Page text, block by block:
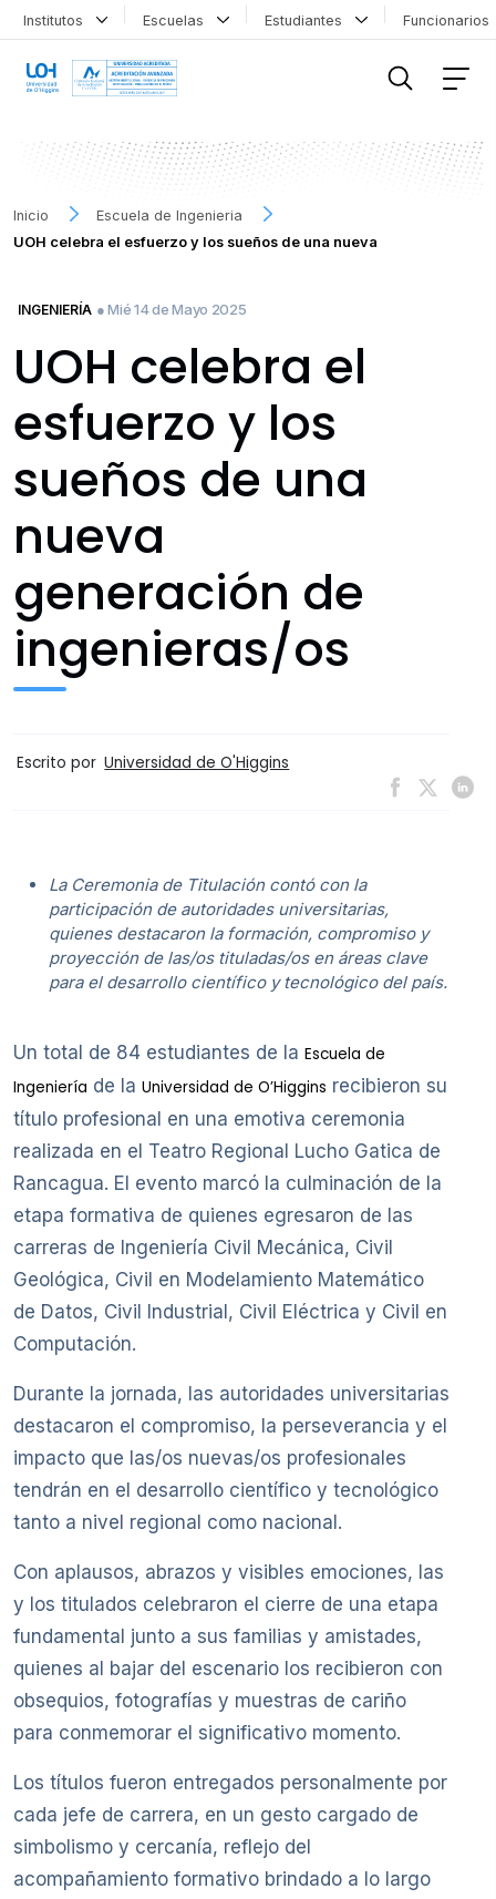
Institutos Escuelas Estudiantes
Inicio
Escuela de Ingenieria
UOH celebra el esfuerzo y los sueños de una nueva
INGENIERÍA ● Mié 14 de Mayo 2025
UOH celebra el
esfuerzo y los
sueños de una
nueva
generación de
ingenieras/os
Escrito por Universidad de O'Higgins
La Ceremonia de Titulación contó con la
participación de autoridades universitarias,
quienes destacaron la formación, compromiso y
proyección de las/os tituladas/os en áreas clave
para el desarrollo científico y tecnológico del país.
Un total de 84 estudiantes de la Escuela de
Ingeniería de la Universidad de O’Higgins recibieron su
título profesional en una emotiva ceremonia
realizada en el Teatro Regional Lucho Gatica de
Rancagua. El evento marcó la culminación de la
etapa formativa de quienes egresaron de las
carreras de Ingeniería Civil Mecánica, Civil
Geológica, Civil en Modelamiento Matemático
de Datos, Civil Industrial, Civil Eléctrica y Civil en
Computación.
Durante la jornada, las autoridades universitarias
destacaron el compromiso, la perseverancia y el
impacto que las/os nuevas/os profesionales
tendrán en el desarrollo científico y tecnológico
tanto a nivel regional como nacional.
Con aplausos, abrazos y visibles emociones, las
y los titulados celebraron el cierre de una etapa
fundamental junto a sus familias y amistades,
quienes al bajar del escenario los recibieron con
obsequios, fotografías y muestras de cariño
para conmemorar el significativo momento.
Los títulos fueron entregados personalmente por
cada jefe de carrera, en un gesto cargado de
simbolismo y cercanía, reflejo del
acompañamiento formativo brindado a lo largo